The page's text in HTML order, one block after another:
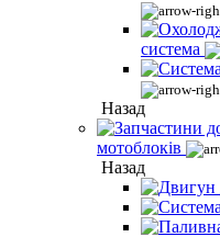
система
Назад
мотоблоків
Назад